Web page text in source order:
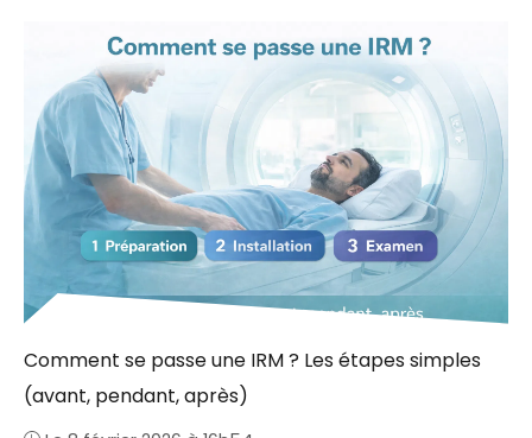
Comment se passe une IRM ? Les étapes simples
(avant, pendant, après)